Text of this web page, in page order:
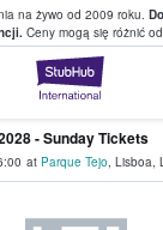
na żywo od 2009 roku.
Ceny mogą się różnić
i kibice
- Sunday Tickets
at Parque Tejo, Lisboa,